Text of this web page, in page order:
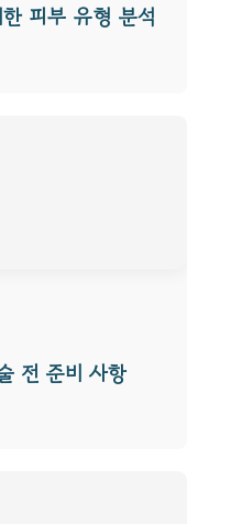
피부 유형 분석
전 준비 사항